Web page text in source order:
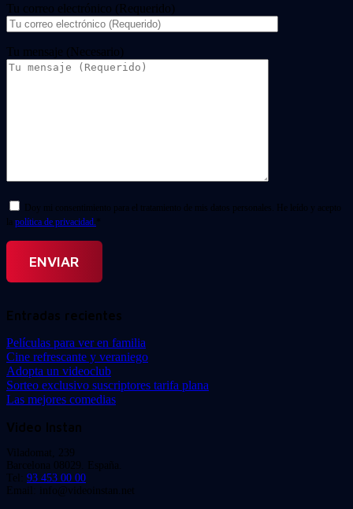
Tu correo electrónico (Requerido)
Tu mensaje (Necesario)
Doy mi consentimiento para el tratamiento de mis datos personales. He leído y acepto
la política de privacidad. *
Entradas recientes
Películas para ver en familia
Cine refrescante y veraniego
Adopta un videoclub
Sorteo exclusivo suscriptores tarifa plana
Las mejores comedias
Video Instan
Viladomat, 239
Barcelona 08029. España.
Tel: 93 453 00 00
Email: info@videoinstan.net